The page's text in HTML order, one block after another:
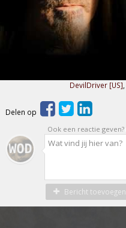
DevilDriver [US]
Delen op
Ook een reactie geven?
Bericht toevoegen